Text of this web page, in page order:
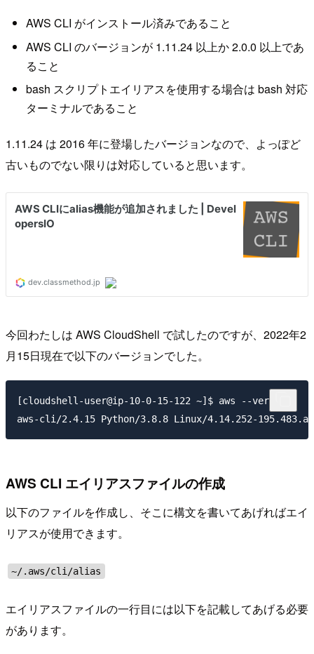
AWS CLI がインストール済みであること
AWS CLI のバージョンが 1.11.24 以上か 2.0.0 以上であ
ること
bash スクリプトエイリアスを使用する場合は bash 対応
ターミナルであること
1.11.24 は 2016 年に登場したバージョンなので、よっぽど
古いものでない限りは対応していると思います。
今回わたしは AWS CloudShell で試したのですが、2022年2
月15日現在で以下のバージョンでした。
[cloudshell-user@ip-10-0-15-122 ~]$ aws --version
AWS CLI エイリアスファイルの作成
以下のファイルを作成し、そこに構文を書いてあげればエイ
リアスが使用できます。
~/.aws/cli/alias
エイリアスファイルの一行目には以下を記載してあげる必要
があります。